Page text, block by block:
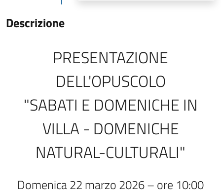
Descrizione
PRESENTAZIONE
DELL'OPUSCOLO
"SABATI E DOMENICHE IN
VILLA - DOMENICHE
NATURAL-CULTURALI"
Domenica 22 marzo 2026 – ore 10:00